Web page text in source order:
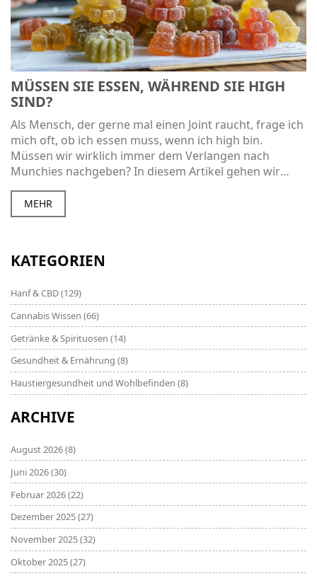
MÜSSEN SIE ESSEN, WÄHREND SIE HIGH
SIND?
Als Mensch, der gerne mal einen Joint raucht, frage ich
mich oft, ob ich essen muss, wenn ich high bin.
Müssen wir wirklich immer dem Verlangen nach
Munchies nachgeben? In diesem Artikel gehen wir
dieser Frage auf den Grund. Wir sprechen über
Cannabis und Appetit, geben aber auch Tipps für
gesunde Snacks. So können wir das nächste High
MEHR
KATEGORIEN
Hanf & CBD(129)
Cannabis Wissen (66)
Getränke & Spirituosen (14)
Gesundheit & Ernährung (8)
Haustiergesundheit und Wohlbefinden (8)
ARCHIVE
August 2026(8)
Juni 2026(30)
Februar 2026(22)
Dezember 2025(27)
November 2025(32)
Oktober 2025(27)